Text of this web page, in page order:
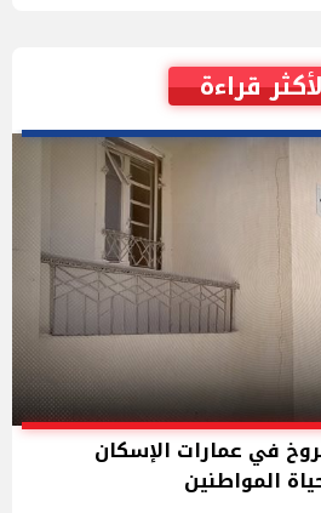
قراءة
في عمارات الإسكان
المواطنين